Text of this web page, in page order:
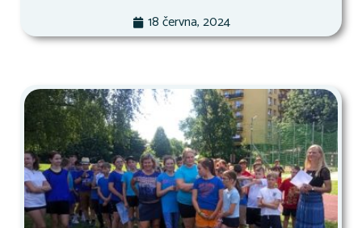
18 června, 2024